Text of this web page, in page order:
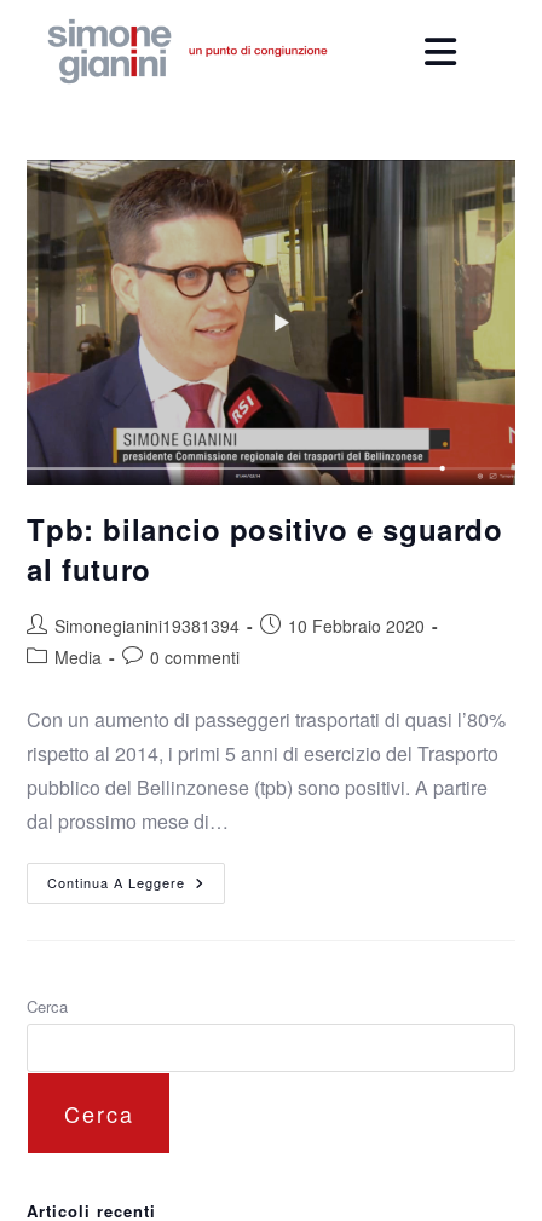
Tpb: bilancio positivo e sguardo
al futuro
Simonegianini19381394
10 Febbraio 2020
Media
0 commenti
Con un aumento di passeggeri trasportati di quasi l’80%
rispetto al 2014, i primi 5 anni di esercizio del Trasporto
pubblico del Bellinzonese (tpb) sono positivi. A partire
dal prossimo mese di…
Continua A Leggere
Cerca
Cerca
Articoli recenti